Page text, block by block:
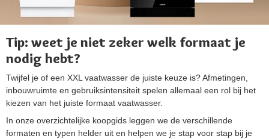
Tip: weet je niet zeker welk formaat je
nodig hebt?
Twijfel je of een XXL vaatwasser de juiste keuze is? Afmetingen,
inbouwruimte en gebruiksintensiteit spelen allemaal een rol bij het
kiezen van het juiste formaat vaatwasser.
In onze overzichtelijke koopgids leggen we de verschillende
formaten en typen helder uit en helpen we je stap voor stap bij je